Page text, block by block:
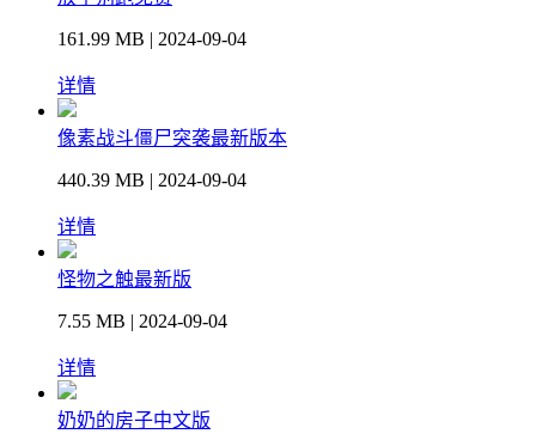
161.99 MB | 2024-09-04
详情
像素战斗僵尸突袭最新版本
440.39 MB | 2024-09-04
详情
怪物之触最新版
7.55 MB | 2024-09-04
详情
奶奶的房子中文版